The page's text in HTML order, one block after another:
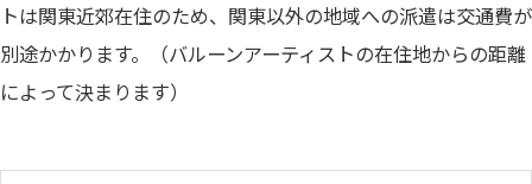
トは関東近郊在住のため、関東以外の地域への派遣は交通費が
別途かかります。（バルーンアーティストの在住地からの距離
によって決まります）